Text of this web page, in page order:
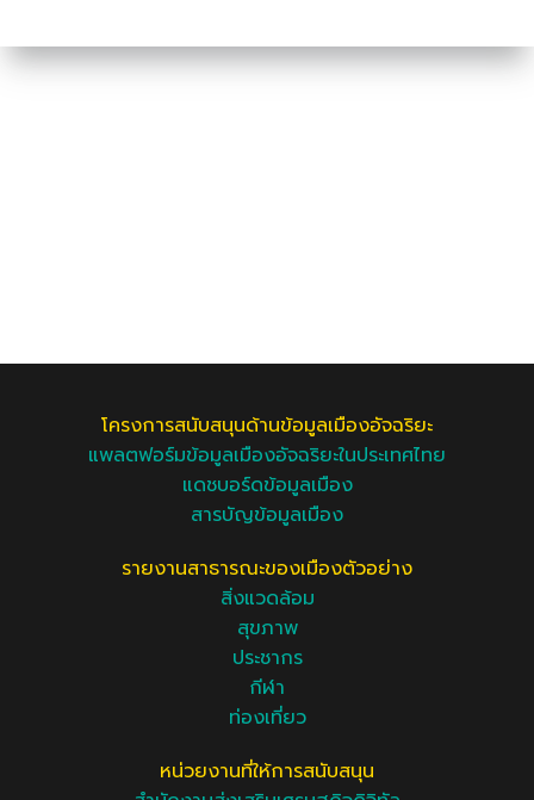
โครงการสนับสนุนด้านข้อมูลเมืองอัจฉริยะ
แพลตฟอร์มข้อมูลเมืองอัจฉริยะในประเทศไทย
แดชบอร์ดข้อมูลเมือง
สารบัญข้อมูลเมือง
รายงานสาธารณะของเมืองตัวอย่าง
สิ่งแวดล้อม
สุขภาพ
ประชากร
กีฬา
ท่องเที่ยว
หน่วยงานที่ให้การสนับสนุน